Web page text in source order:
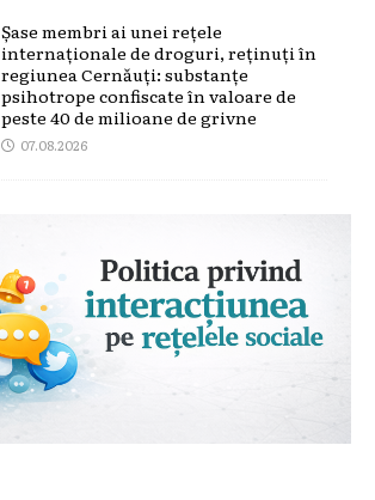
Șase membri ai unei rețele
internaționale de droguri, reținuți în
regiunea Cernăuți: substanțe
psihotrope confiscate în valoare de
peste 40 de milioane de grivne
07.08.2026